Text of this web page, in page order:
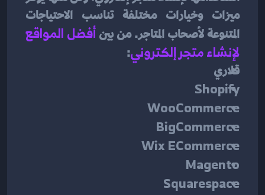
المتنوعة لأصحاب المتاجر. من بين
لإنشاء متجر إلكتروني:
قلاري
Shopify
WooCommerce
BigCommerce
Wix ECommerce
Magento
Squarespace